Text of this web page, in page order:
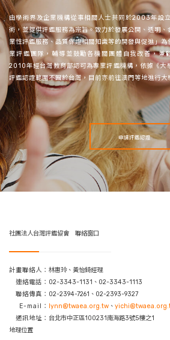
由學術界及企業機構從事相關人士共同於2003年設
術，並提供評鑑服務為宗旨。致力於發展公開、透明
業性評鑑服務、品質保證相關知識等的開發與促進」
業評鑑團隊，輔導並鼓勵各機關團體自我改善，兼
2010年經台灣教育部認可為專業評鑑機構，依據《大
評鑑認證範圍不囿於台灣，目前亦前往澳門等地進行大
申請評鑑認證
社團法人台灣評鑑協會 聯絡窗口
計畫聯絡人： 林惠玲、黃怡錡經理
連絡電話： 02-3343-1131、02-3343-1113
聯絡傳真： 02-2394-7261、02-2393-9327
E-mail：
lynn@twaea.org.tw 、
通訊地址： 台北市中正區100231南海路3號5樓之1
地理位置